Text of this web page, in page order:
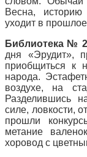
Весна, историю
уходит в
Библиотека № 2
дня «Эрудит»,
приобщиться к
народа.
воздухе, на
Разделившись
силе, ловкости,
прошли
метание
хоровод с